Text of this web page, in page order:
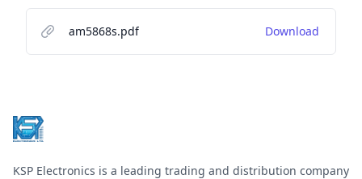
am5868s.pdf Download
KSP Electronics is a leading trading and distribution company